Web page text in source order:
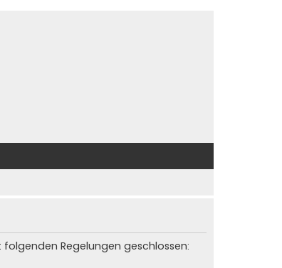
Regelungen geschlossen: